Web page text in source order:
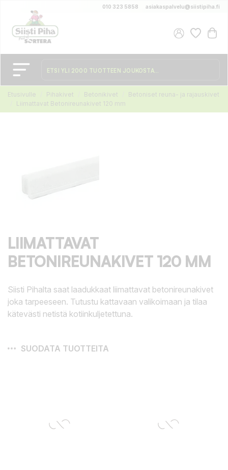
010 323 5858 asiakaspalvelu@siistipiha.fi
Etusivulle Pihakivet Betonikivet
Betoniset reuna- ja rajauskivet
Liimattavat Betonireunakivet 120 mm
LIIMATTAVAT
BETONIREUNAKIVET 120 MM
Siisti Pihalta saat laadukkaat liimattavat betonireunakivet
joka tarpeeseen. Tutustu kattavaan valikoimaan ja tilaa
kätevästi netistä kotiinkuljetettuna.
SUODATA TUOTTEITA